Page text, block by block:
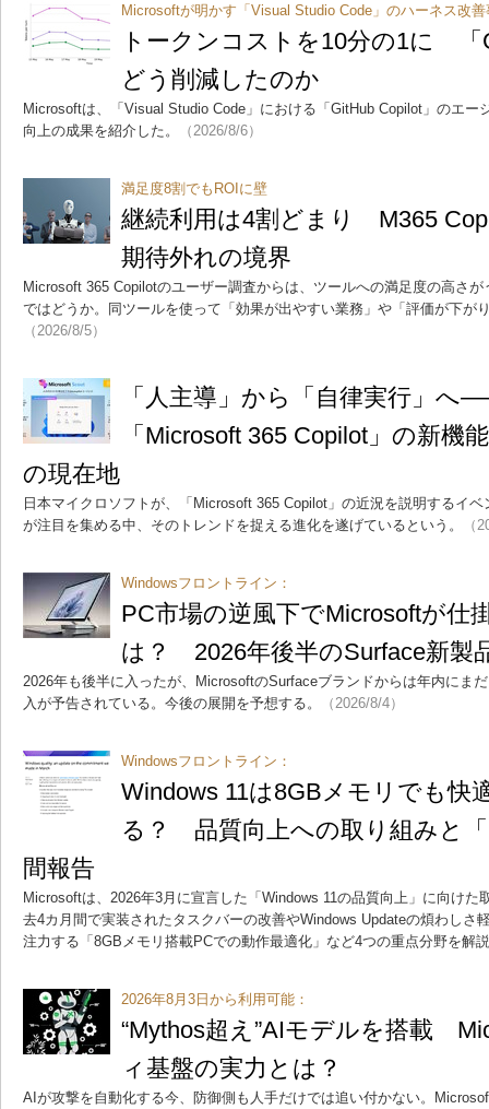
Microsoftが明かす「Visual Studio Code」のハーネス改
トークンコストを10分の1に 「
どう削減したのか
Microsoftは、「Visual Studio Code」における「GitHub Copilot」のエー
向上の成果を紹介した。
（2026/8/6）
満足度8割でもROIに壁
継続利用は4割どまり M365
期待外れの境界
Microsoft 365 Copilotのユーザー調査からは、ツールへの満足度の高さ
ではどうか。同ツールを使って「効果が出やすい業務」や「評価が下が
（2026/8/5）
「人主導」から「自律実行」へ
「Microsoft 365 Copilot」の新機
の現在地
日本マイクロソフトが、「Microsoft 365 Copilot」の近況を説明するイ
が注目を集める中、そのトレンドを捉える進化を遂げているという。
（
Windowsフロントライン：
PC市場の逆風下でMicrosoftが仕
は？ 2026年後半のSurface新製
2026年も後半に入ったが、MicrosoftのSurfaceブランドからは年内にま
入が予告されている。今後の展開を予想する。
（2026/8/4）
Windowsフロントライン：
Windows 11は8GBメモリでも快
る？ 品質向上への取り組みと
間報告
Microsoftは、2026年3月に宣言した「Windows 11の品質向上」に向けた
去4カ月間で実装されたタスクバーの改善やWindows Updateの煩わしさ
注力する「8GBメモリ搭載PCでの動作最適化」など4つの重点分野を解
2026年8月3日から利用可能：
“Mythos超え”AIモデルを搭載
ィ基盤の実力とは？
AIが攻撃を自動化する今、防御側も人手だけでは追い付かない。